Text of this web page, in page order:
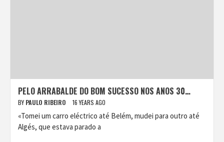
PELO ARRABALDE DO BOM SUCESSO NOS ANOS 30…
BY PAULO RIBEIRO 16 YEARS AGO
«Tomei um carro eléctrico até Belém, mudei para outro até
Algés, que estava parado a